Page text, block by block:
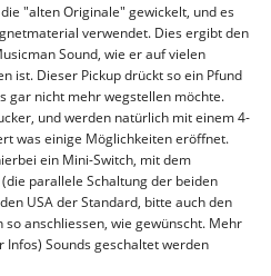
"alten Originale" gewickelt, und es
verwendet. Dies ergibt den
Sound, wie er auf vielen
ist. Dieser Pickup drückt so ein Pfund
gar nicht mehr wegstellen möchte.
und werden natürlich mit einem 4-
was einige Möglichkeiten eröffnet.
ein Mini-Switch, mit dem
parallele Schaltung der beiden
USA der Standard, bitte auch den
anschliessen, wie gewünscht. Mehr
Sounds geschaltet werden